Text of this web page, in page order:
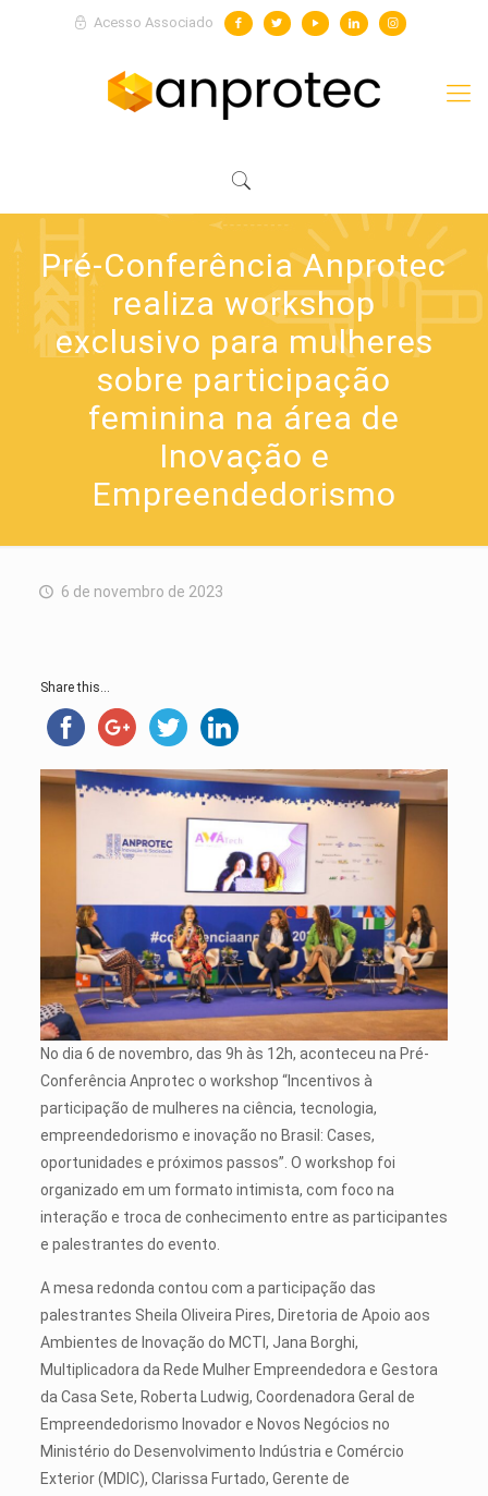
Acesso Associado
Pré-Conferência Anprotec
realiza workshop
exclusivo para mulheres
sobre participação
feminina na área de
Inovação e
Empreendedorismo
6 de novembro de 2023
Share this...
No dia 6 de novembro, das 9h às 12h, aconteceu na Pré-
Conferência Anprotec o workshop “Incentivos à
participação de mulheres na ciência, tecnologia,
empreendedorismo e inovação no Brasil: Cases,
oportunidades e próximos passos”. O workshop foi
organizado em um formato intimista, com foco na
interação e troca de conhecimento entre as participantes
e palestrantes do evento.
A mesa redonda contou com a participação das
palestrantes Sheila Oliveira Pires, Diretoria de Apoio aos
Ambientes de Inovação do MCTI, Jana Borghi,
Multiplicadora da Rede Mulher Empreendedora e Gestora
da Casa Sete, Roberta Ludwig, Coordenadora Geral de
Empreendedorismo Inovador e Novos Negócios no
Ministério do Desenvolvimento Indústria e Comércio
Exterior (MDIC), Clarissa Furtado, Gerente de